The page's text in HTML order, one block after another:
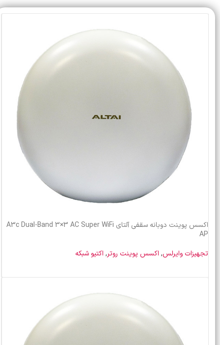
اکسس پوینت دوبانه سقفی آلتای A3c Dual-Band 3×3 AC Super WiFi
AP
تجهیزات وایرلس, اکسس پوینت روتر, اکتیو شبکه